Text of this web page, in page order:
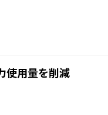
使用量を削減